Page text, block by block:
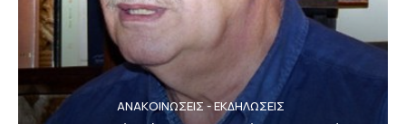
ΑΝΑΚΟΙΝΩΣΕΙΣ - ΕΚΔΗΛΩΣΕΙΣ